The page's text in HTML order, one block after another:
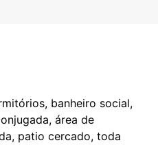
banheiro social,
área de
patio cercado, toda